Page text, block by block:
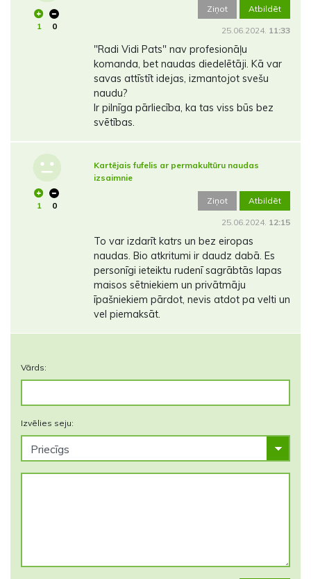
1 0
Ziņot Atbildēt
25.06.2024. 11:33
"Radi Vidi Pats" nav profesionāļu
komanda, bet naudas diedelētāji. Kā var
savas attīstīt idejas, izmantojot svešu
naudu?
Ir pilnīga pārliecība, ka tas viss būs bez
svētības.
1 0
Kartējais fufelis ar permakultūru naudas
izsaimnie
Ziņot Atbildēt
25.06.2024. 12:15
To var izdarīt katrs un bez eiropas
naudas. Bio atkritumi ir daudz dabā. Es
personīgi ieteiktu rudenī sagrābtās lapas
maisos sētniekiem un privātmāju
īpašniekiem pārdot, nevis atdot pa velti un
vel piemaksāt.
Vārds:
Izvēlies seju: